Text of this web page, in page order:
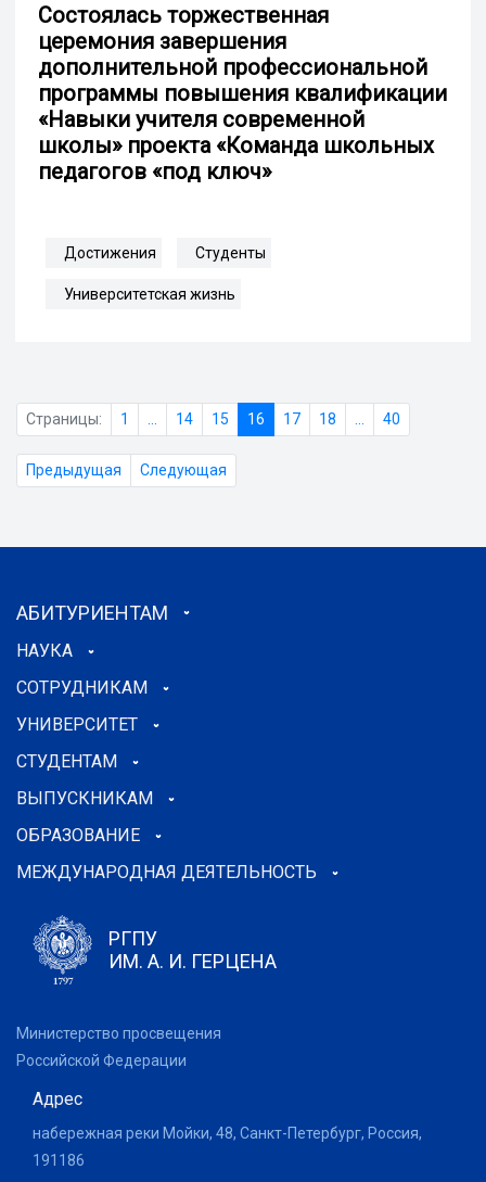
Cостоялась торжественная
церемония завершения
дополнительной профессиональной
программы повышения квалификации
«Навыки учителя современной
школы» проекта «Команда школьных
педагогов «под ключ»
Достижения Студенты
Университетская жизнь
Страницы: 1 14 15 16 17 18 40
Предыдущая Следующая
АБИТУРИЕНТАМ
НАУКА
СОТРУДНИКАМ
УНИВЕРСИТЕТ
СТУДЕНТАМ
ВЫПУСКНИКАМ
ОБРАЗОВАНИЕ
МЕЖДУНАРОДНАЯ ДЕЯТЕЛЬНОСТЬ
РГПУ
ИМ. А. И. ГЕРЦЕНА
Министерство просвещения
Российской Федерации
Адрес
набережная реки Мойки, 48, Санкт-Петербург, Россия,
191186